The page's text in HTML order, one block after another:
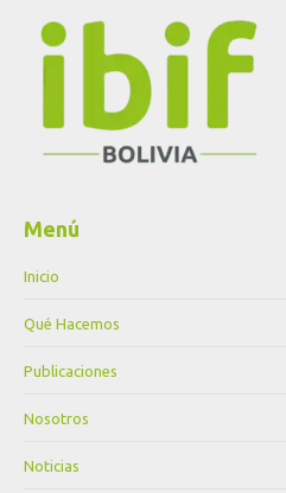
Menú
Inicio
Qué Hacemos
Publicaciones
Nosotros
Noticias